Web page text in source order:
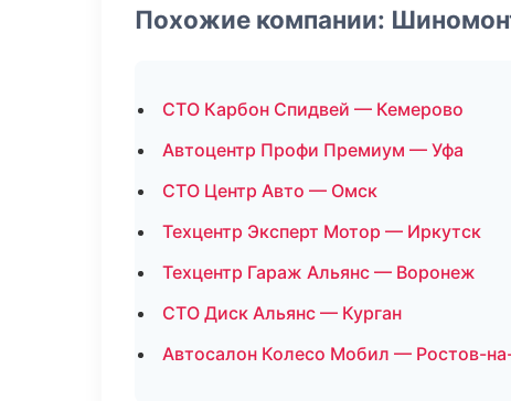
Похожие компании:
СТО Карбон Спидвей — Кемерово
Автоцентр Профи Премиум — Уфа
СТО Центр Авто — Омск
Техцентр Эксперт Мотор — Иркутск
Техцентр Гараж Альянс — Воронеж
СТО Диск Альянс — Курган
Автосалон Колесо Мобил — Ростов-